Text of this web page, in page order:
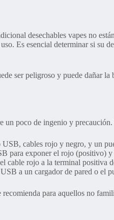
desechables vapes no
Es esencial determinar si su
ser peligroso y puede dañar
un poco de ingenio y
cables rojo y negro, y un
para exponer el rojo (positivo)
cable rojo a la terminal positiva
a un cargador de pared o el
para aquellos no